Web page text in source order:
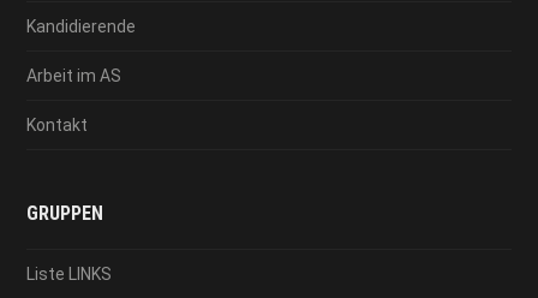
Kandidierende
Arbeit im AS
Kontakt
GRUPPEN
Liste LINKS